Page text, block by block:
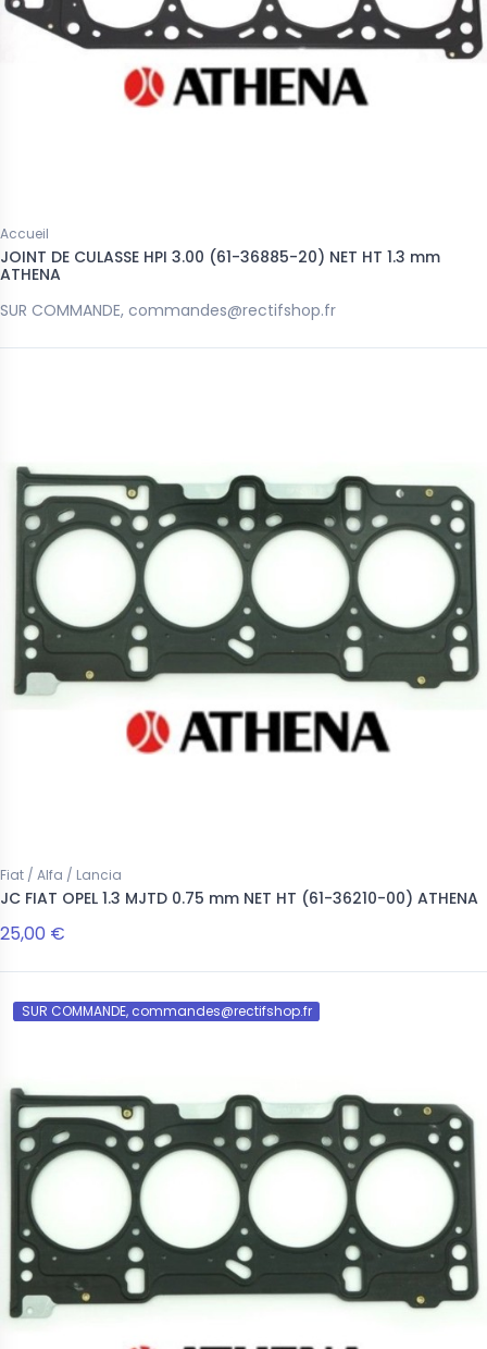
Accueil
JOINT DE CULASSE HPI 3.00 (61-36885-20) NET HT 1.3 mm
ATHENA
SUR COMMANDE, commandes@rectifshop.fr
Fiat / Alfa / Lancia
JC FIAT OPEL 1.3 MJTD 0.75 mm NET HT (61-36210-00) ATHENA
25,00 €
SUR COMMANDE, commandes@rectifshop.fr